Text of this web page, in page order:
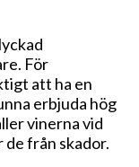
För
att ha en
erbjuda hög
vinerna vid
från skador.